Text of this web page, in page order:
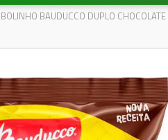
BOLINHO BAUDUCCO DUPLO CHOCOLATE